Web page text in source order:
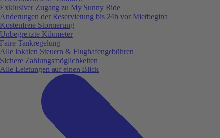
Exklusiver Zugang zu My Sunny Ride
Änderungen der Reservierung bis 24h vor Mietbeginn
Kostenfreie Stornierung
Unbegrenzte Kilometer
Faire Tankregelung
Alle lokalen Steuern & Flughafengebühren
Sichere Zahlungsmöglichkeiten
Alle Leistungen auf einen Blick